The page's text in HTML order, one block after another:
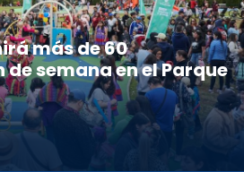
más de 60
semana en el Parque